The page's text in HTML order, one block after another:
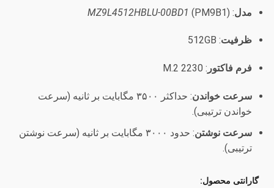
مدل:
MZ9L4512HBLU-00BD1 (PM9B1)
ظرفیت: 512GB
فرم فاکتور : M.2 2230
سرعت خواندن
: حداکثر ۳۵۰۰ مگابایت بر ثانیه (سرعت
خواندن ترتیبی).
سرعت نوشتن
: حدود ۳۰۰۰ مگابایت بر ثانیه (سرعت نوشتن
ترتیبی).
گارانتی محصول: